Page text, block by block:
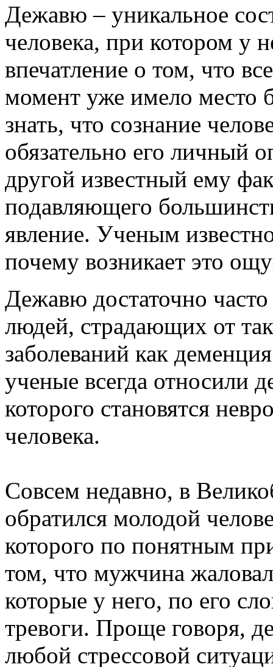
Дежавю – уникальное
человека, при котором у
впечатление о том, что
момент уже имело место
знать, что сознание
обязательно его личный
другой известный ему
подавляющего
явление. Ученым
почему возникает это
Дежавю достаточно
людей, страдающих от
заболеваний как
ученые всегда относили
которого становятся
человека.
Совсем недавно, в
обратился молодой
которого по понятным
том, что мужчина
которые у него, по его
тревоги. Проще говоря,
любой стрессовой